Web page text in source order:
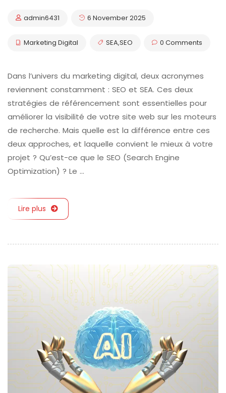
admin6431 6 November 2025
Marketing Digital SEA,SEO 0 Comments
Dans l’univers du marketing digital, deux acronymes
reviennent constamment : SEO et SEA. Ces deux
stratégies de référencement sont essentielles pour
améliorer la visibilité de votre site web sur les moteurs
de recherche. Mais quelle est la différence entre ces
deux approches, et laquelle convient le mieux à votre
projet ? Qu’est-ce que le SEO (Search Engine
Optimization) ? Le …
Lire plus